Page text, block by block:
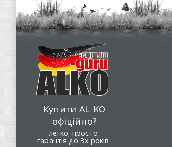
Купити AL-KO
офіційно?
легко, просто
гарантія до 3х років